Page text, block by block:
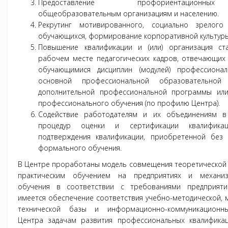
Предоставление
общеобразовательным организациям и населению.
Рекрутинг мотивированного, социально зрелого
обучающихся, формирование корпоративной
Повышение квалификации и (или) организация
рабочем месте педагогических кадров,
обучающимися дисциплин (модулей)
основной профессиональной
дополнительной профессиональной программы
профессионального обучения (по профилю Центра).
Содействие работодателям и их объединениям
процедур оценки и сертификации
подтверждения квалификации, приобретенной без
формального обучения.
В Центре проработаны модель совмещения теоретической
практическим обучением на предприятиях и
обучения в соответствии с требованиями
имеется обеспечение соответствия учебно-методической,
технической базы и информационно-
Центра задачам развития профессиональных